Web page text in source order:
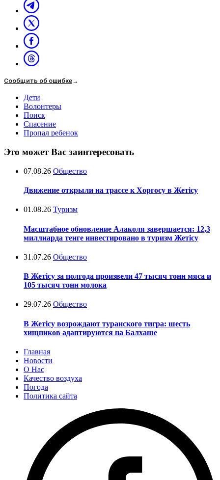
Сообщить об ошибке→
Дети
Волонтеры
Поиск
Спасение
Пропал ребенок
Это может Вас заинтересовать
07.08.26 Общество
Движение открыли на трассе к Хоргосу в Жетісу
01.08.26 Туризм
Масштабное обновление Алаколя завершается: 12,3
миллиарда тенге инвестировано в туризм Жетісу
31.07.26 Общество
В Жетісу за полгода произвели 47 тысяч тонн мяса и
105 тысяч тонн молока
29.07.26 Общество
В Жетісу возрождают туранского тигра: шесть
хищников адаптируются на Балхаше
Главная
Новости
О Нас
Качество воздуха
Погода
Политика сайта